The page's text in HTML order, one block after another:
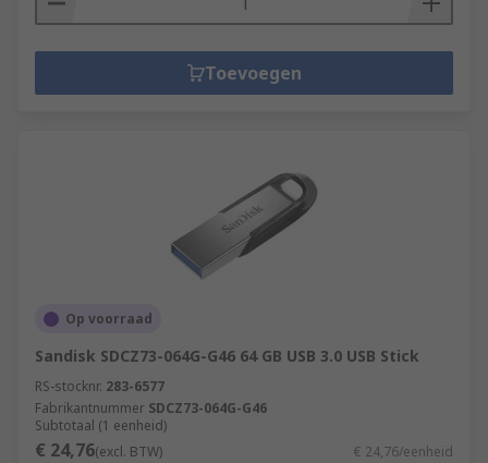
Toevoegen
Op voorraad
Sandisk SDCZ73-064G-G46 64 GB USB 3.0 USB Stick
RS-stocknr. 283-6577
Fabrikantnummer SDCZ73-064G-G46
Subtotaal (1 eenheid)
€ 24,76(excl. BTW) € 24,76/eenheid